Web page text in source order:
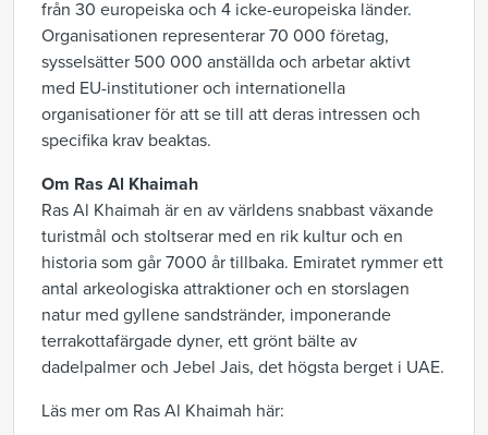
från 30 europeiska och 4 icke-europeiska länder.
Organisationen representerar 70 000 företag,
sysselsätter 500 000 anställda och arbetar aktivt
med EU-institutioner och internationella
organisationer för att se till att deras intressen och
specifika krav beaktas.
Om Ras Al Khaimah
Ras Al Khaimah är en av världens snabbast växande
turistmål och stoltserar med en rik kultur och en
historia som går 7000 år tillbaka. Emiratet rymmer ett
antal arkeologiska attraktioner och en storslagen
natur med gyllene sandstränder, imponerande
terrakottafärgade dyner, ett grönt bälte av
dadelpalmer och Jebel Jais, det högsta berget i UAE.
Läs mer om Ras Al Khaimah här: